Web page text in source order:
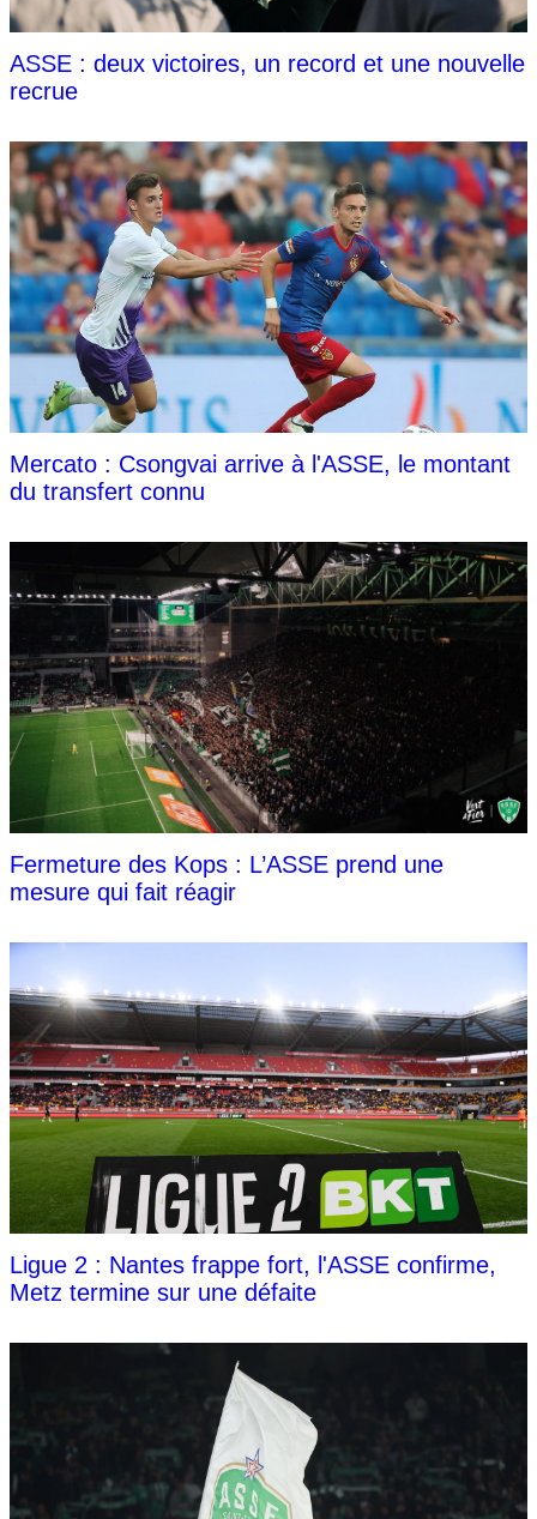
ASSE : deux victoires, un record et une nouvelle
recrue
Mercato : Csongvai arrive à l'ASSE, le montant
du transfert connu
Fermeture des Kops : L’ASSE prend une
mesure qui fait réagir
Ligue 2 : Nantes frappe fort, l'ASSE confirme,
Metz termine sur une défaite